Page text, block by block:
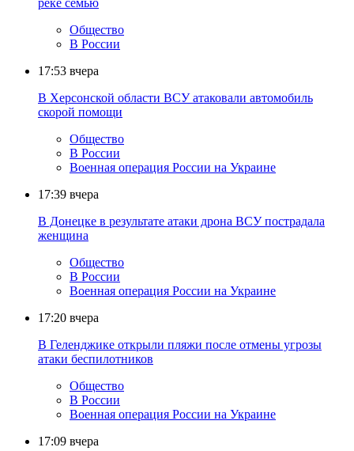
реке семью
Общество
В России
17:53 вчера
В Херсонской области ВСУ атаковали автомобиль
скорой помощи
Общество
В России
Военная операция России на Украине
17:39 вчера
В Донецке в результате атаки дрона ВСУ пострадала
женщина
Общество
В России
Военная операция России на Украине
17:20 вчера
В Геленджике открыли пляжи после отмены угрозы
атаки беспилотников
Общество
В России
Военная операция России на Украине
17:09 вчера